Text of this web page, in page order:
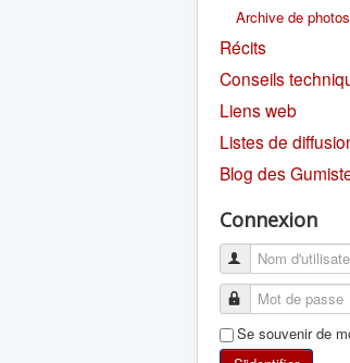
Archive de photos
Récits
Conseils
Liens web
Listes de
Blog des
Connexion
Se souvenir de